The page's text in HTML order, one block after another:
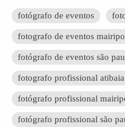
fotógrafo de eventos
fotografo de eventos
fotógrafo de eventos são
fotografo profissional atibaia
fotógrafo profissional
fotógrafo profissional são